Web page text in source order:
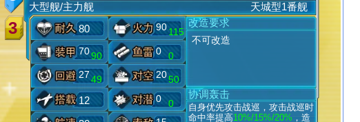
3
天城型1番舰
大型舰/主力舰
80
90115
7090 0
0
2749 2050
12 0 0
改造要求
不可改造
协调轰击
自身优先攻击战巡，攻击战巡时
命中率提高10%/15%/20% ，造